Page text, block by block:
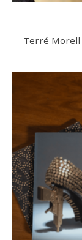
Terré Morell